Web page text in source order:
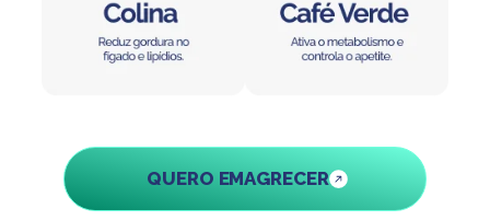
QUERO EMAGRECER